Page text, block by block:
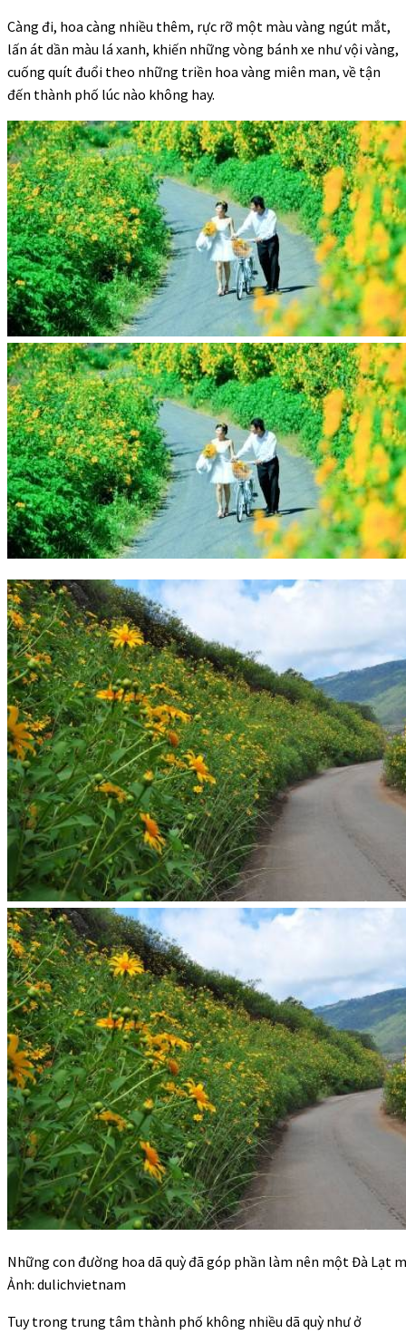
Càng đi, hoa càng nhiều thêm, rực rỡ một màu vàng ngút mắt,
lấn át dần màu lá xanh, khiến những vòng bánh xe như vội vàng,
cuống quít đuổi theo những triền hoa vàng miên man, về tận
đến thành phố lúc nào không hay.
Những con đường hoa dã quỳ đã góp phần làm nên một Đà Lạt
Ảnh: dulichvietnam
Tuy trong trung tâm thành phố không nhiều dã quỳ như ở